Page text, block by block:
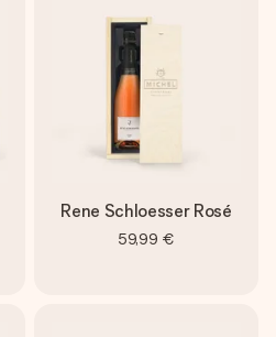
Rene Schloesser Rosé
59,99 €